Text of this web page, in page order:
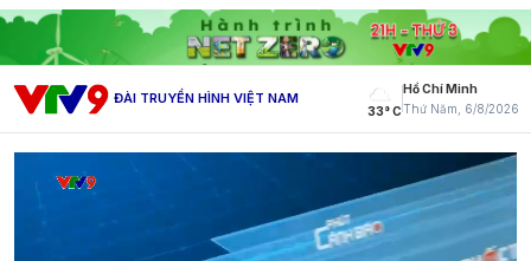
ĐÀI TRUYỀN HÌNH VIỆT NAM
33° C
Hồ Chí Minh
Thứ Năm, 6/8/2026